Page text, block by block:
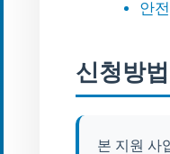
안
신청방법
본 지원 사